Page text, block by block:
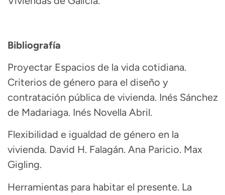
Bibliografía
Proyectar Espacios de la vida cotidiana.
Criterios de género para el diseño y
contratación pública de vivienda. Inés Sánchez
de Madariaga. Inés Novella Abril.
Flexibilidad e igualdad de género en la
vivienda. David H. Falagán. Ana Paricio. Max
Gigling.
Herramientas para habitar el presente. La